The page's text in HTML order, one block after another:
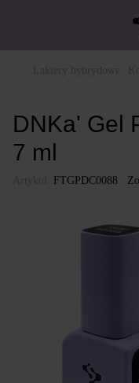
DNKa' Gel
7 ml
FTGPDC0088